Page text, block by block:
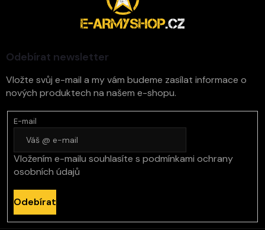
Odebírat newsletter
Vložte svůj e-mail a my vám budeme zasílat informace o
nových produktech na našem e-shopu.
E-mail
Vložením e-mailu souhlasíte s podmínkami ochrany
osobních údajů
Odebírat